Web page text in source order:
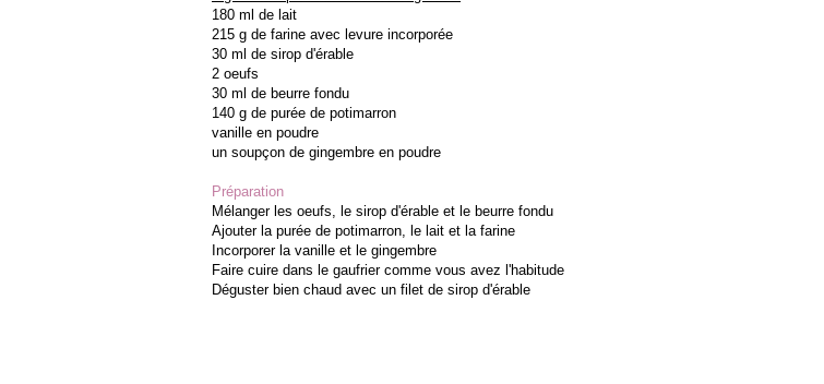
180 ml de lait
215 g de farine avec levure incorporée
30 ml de sirop d'érable
2 oeufs
30 ml de beurre fondu
140 g de purée de potimarron
vanille en poudre
un soupçon de gingembre en poudre
Préparation
Mélanger les oeufs, le sirop d'érable et le beurre fondu
Ajouter la purée de potimarron, le lait et la farine
Incorporer la vanille et le gingembre
Faire cuire dans le gaufrier comme vous avez l'habitude
Déguster bien chaud avec un filet de sirop d'érable